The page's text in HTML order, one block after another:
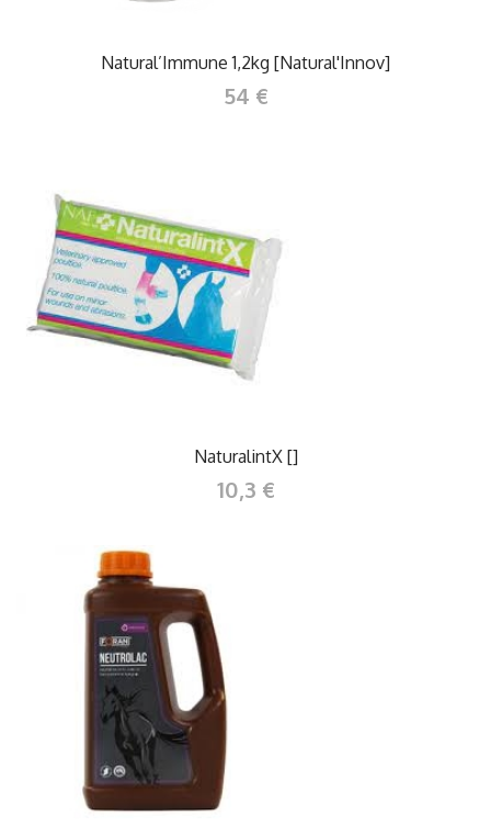
Natural’Immune 1,2kg [Natural'Innov]
54 €
NaturalintX []
10,3 €